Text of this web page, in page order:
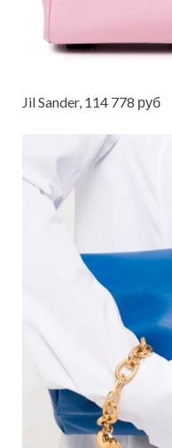
Jil Sander, 114 778 руб